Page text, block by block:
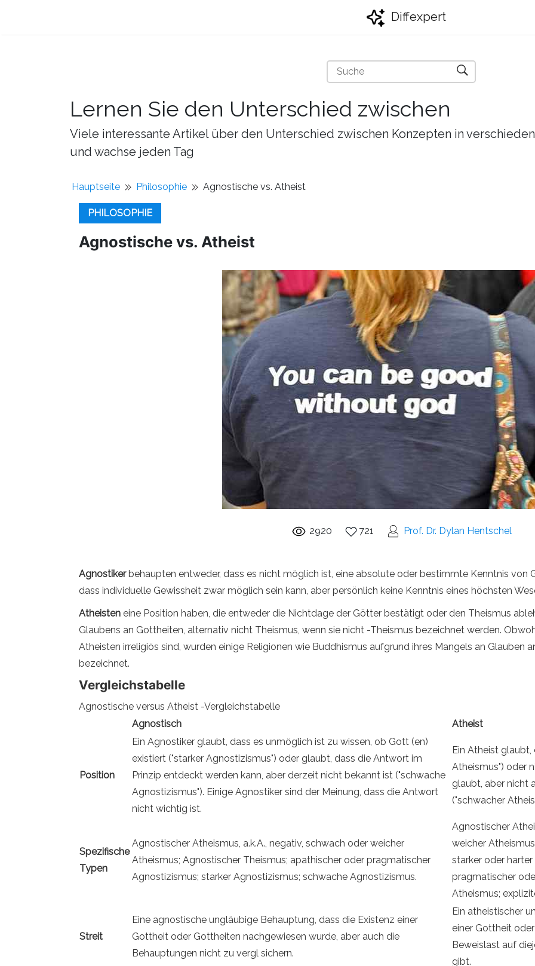
Diffexpert
Lernen Sie den Unterschied zwischen
Viele interessante Artikel über den Unterschied zwischen Konzepten in
und wachse jeden Tag
Hauptseite Philosophie Agnostische vs. Atheist
PHILOSOPHIE
Agnostische vs. Atheist
2920 721 Prof. Dr. Dylan Hentschel
Agnostikerbehaupten entweder, dass es nicht möglich ist, eine absolute oder bestimmte Kenntnis von
dass individuelle Gewissheit zwar möglich sein kann, aber persönlich keine Kenntnis eines höchsten
Atheisten eine Position haben, die entweder die Nichtdage der Götter bestätigt oder den Theismus
Glaubens an Gottheiten, alternativ nicht Theismus, wenn sie nicht -Theismus bezeichnet werden.
Atheisten irreligiös sind, wurden einige Religionen wie Buddhismus aufgrund ihres Mangels an Glauben
bezeichnet.
Vergleichstabelle
Agnostische versus Atheist -Vergleichstabelle
Agnostisch
Atheist
Position
Ein Agnostiker glaubt, dass es unmöglich ist zu wissen, ob Gott (en)
existiert ("starker Agnostizismus") oder glaubt, dass die Antwort im
Prinzip entdeckt werden kann, aber derzeit nicht bekannt ist ("schwache
Agnostizismus"). Einige Agnostiker sind der Meinung, dass die Antwort
nicht wichtig ist.
Ein Atheist glaubt,
Atheismus") oder
glaubt, aber nicht
("schwacher
Spezifische
Typen
Agnostischer Atheismus, a.k.A., negativ, schwach oder weicher
Atheismus; Agnostischer Theismus; apathischer oder pragmatischer
Agnostizismus; starker Agnostizismus; schwache Agnostizismus.
Agnostischer
weicher
starker oder harter
pragmatischer
Atheismus;
Streit
Eine agnostische ungläubige Behauptung, dass die Existenz einer
Gottheit oder Gottheiten nachgewiesen wurde, aber auch die
Behauptungen nicht zu vergl sichern.
Ein atheistischer
einer Gottheit
Beweislast auf
gibt.